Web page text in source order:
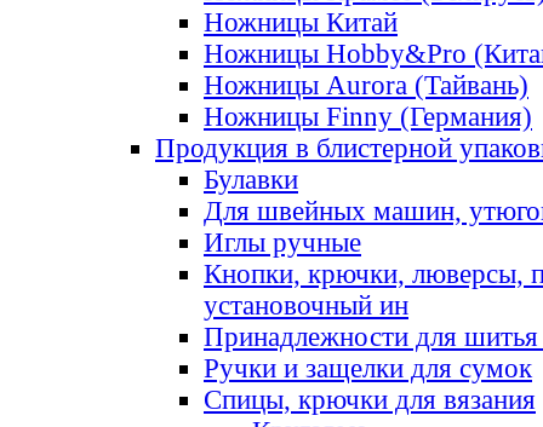
Ножницы Китай
Ножницы Hobby&Pro
Ножницы Aurora (Тайвань)
Ножницы Finny (Германия)
Продукция в блистерной
Булавки
Для швейных машин,
Иглы ручные
Кнопки, крючки, люверсы,
установочный ин
Принадлежности для шитья
Ручки и защелки для сумок
Спицы, крючки для вязания